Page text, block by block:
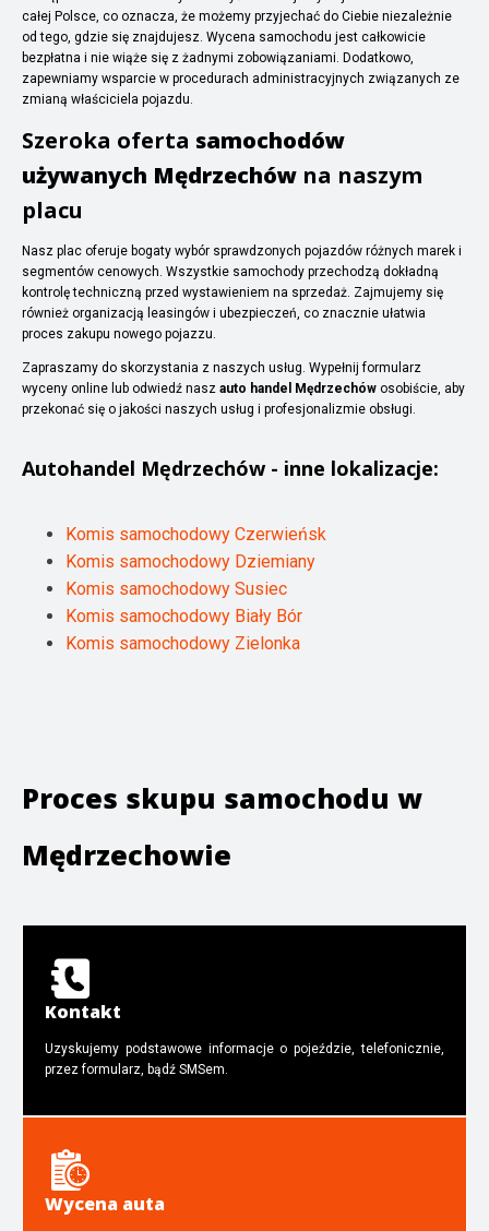
całej Polsce, co oznacza, że możemy przyjechać do Ciebie niezależnie
od tego, gdzie się znajdujesz. Wycena samochodu jest całkowicie
bezpłatna i nie wiąże się z żadnymi zobowiązaniami. Dodatkowo,
zapewniamy wsparcie w procedurach administracyjnych związanych ze
zmianą właściciela pojazdu.
Szeroka oferta samochodów
używanych Mędrzechów na naszym
placu
Nasz plac oferuje bogaty wybór sprawdzonych pojazdów różnych marek i
segmentów cenowych. Wszystkie samochody przechodzą dokładną
kontrolę techniczną przed wystawieniem na sprzedaż. Zajmujemy się
również organizacją leasingów i ubezpieczeń, co znacznie ułatwia
proces zakupu nowego pojazzu.
Zapraszamy do skorzystania z naszych usług. Wypełnij formularz
wyceny online lub odwiedź nasz auto handel Mędrzechów osobiście, aby
przekonać się o jakości naszych usług i profesjonalizmie obsługi.
Autohandel Mędrzechów - inne lokalizacje:
Komis samochodowy Czerwieńsk
Komis samochodowy Dziemiany
Komis samochodowy Susiec
Komis samochodowy Biały Bór
Komis samochodowy Zielonka
Proces skupu samochodu w
Mędrzechowie
Kontakt
Uzyskujemy podstawowe informacje o pojeździe, telefonicznie,
przez formularz, bądź SMSem.
Wycena auta